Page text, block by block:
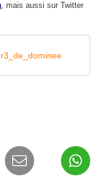
, mais aussi sur Twitter